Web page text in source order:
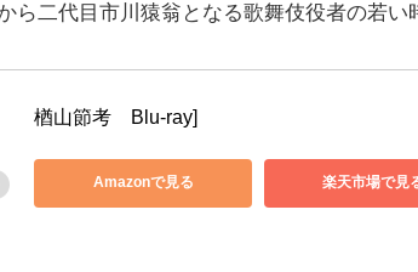
ら二代目市川猿翁となる歌舞伎役者の若い
楢山節考　Blu-ray]
Amazonで見る 楽天市場で見